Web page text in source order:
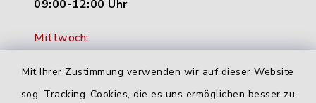
Mit Ihrer Zustimmung verwenden wir auf dieser Website
sog. Tracking-Cookies, die es uns ermöglichen besser zu
09:00-12:00 Uhr
Mittwoch:
Freitag: